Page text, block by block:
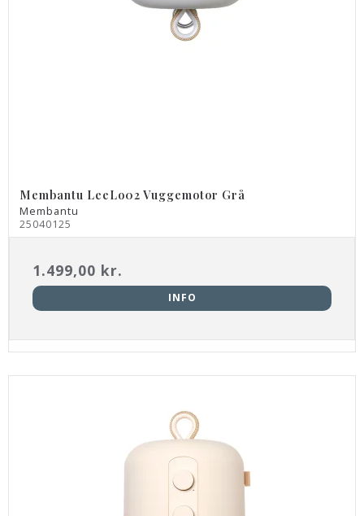
Membantu LeeLo02 Vuggemotor Grå
Membantu
25040125
1.499,00 kr.
INFO